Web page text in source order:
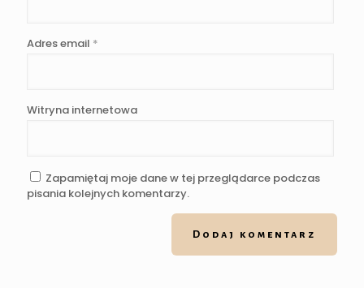
Adres email *
Witryna internetowa
Zapamiętaj moje dane w tej przeglądarce podczas
pisania kolejnych komentarzy.